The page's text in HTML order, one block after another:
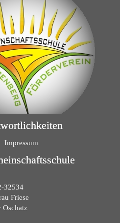
Impressum
32534
Friese
Oschatz